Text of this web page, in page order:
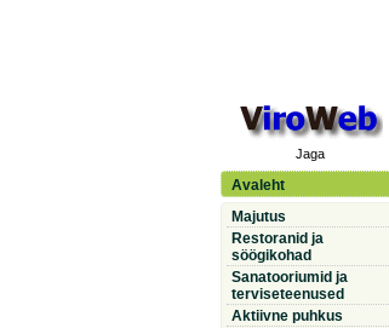
Jaga
Avaleht
Majutus
Restoranid ja
söögikohad
Sanatooriumid ja
terviseteenused
Aktiivne puhkus